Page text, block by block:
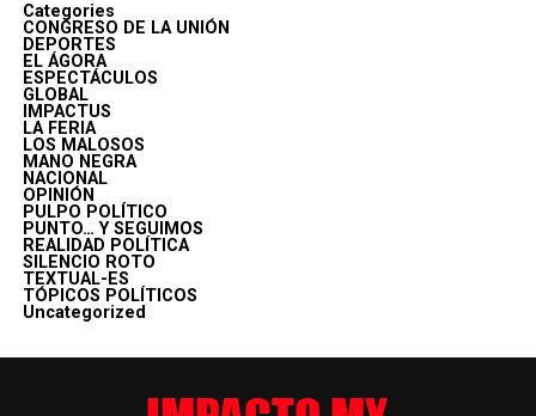
Categories
CONGRESO DE LA UNIÓN
DEPORTES
EL ÁGORA
ESPECTÁCULOS
GLOBAL
IMPACTUS
LA FERIA
LOS MALOSOS
MANO NEGRA
NACIONAL
OPINIÓN
PULPO POLÍTICO
PUNTO… Y SEGUIMOS
REALIDAD POLÍTICA
SILENCIO ROTO
TEXTUAL-ES
TÓPICOS POLÍTICOS
Uncategorized